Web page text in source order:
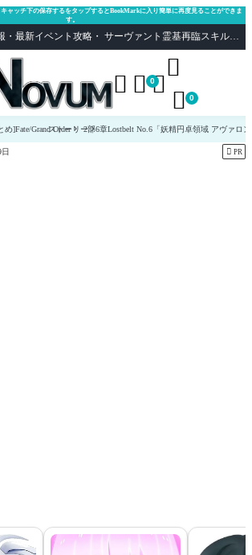
キャッチ下の保存するをタップするとBookMarkに入り簡単に再度見ることができま
す。
FGOまとめニュース速報・最新イベント攻略・ サーヴァント霊基再臨スキル性能評価まとめ Fate/Grand Order
  0

 0
め]Fate/Grand Order
ストーリー2部6章Lostbelt No.6「妖精円卓領域 アヴァロ
 PR